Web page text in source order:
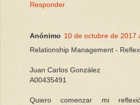
Responder
Anónimo 10 de octubre de 2017
Relationship Management -
Juan Carlos González
A00435491
Quiero comenzar mi